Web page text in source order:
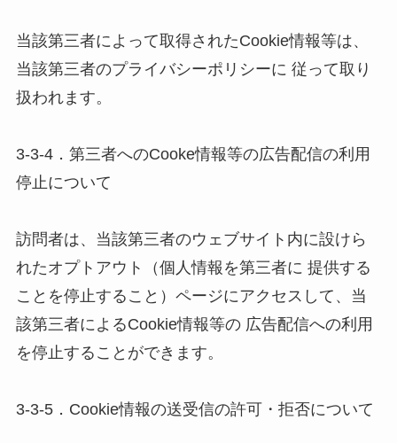
当該第三者によって取得されたCookie情報等は、
当該第三者のプライバシーポリシーに 従って取り
扱われます。
3-3-4．第三者へのCooke情報等の広告配信の利用
停止について
訪問者は、当該第三者のウェブサイト内に設けら
れたオプトアウト（個人情報を第三者に 提供する
ことを停止すること）ページにアクセスして、当
該第三者によるCookie情報等の 広告配信への利用
を停止することができます。
3-3-5．Cookie情報の送受信の許可・拒否について